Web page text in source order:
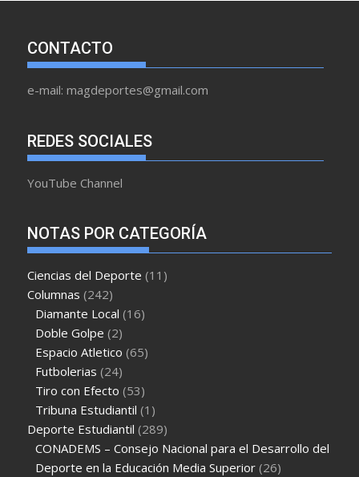
CONTACTO
e-mail: magdeportes@gmail.com
REDES SOCIALES
YouTube Channel
NOTAS POR CATEGORÍA
Ciencias del Deporte (11)
Columnas (242)
Diamante Local (16)
Doble Golpe (2)
Espacio Atletico (65)
Futbolerias (24)
Tiro con Efecto (53)
Tribuna Estudiantil (1)
Deporte Estudiantil (289)
CONADEMS – Consejo Nacional para el Desarrollo del
Deporte en la Educación Media Superior (26)